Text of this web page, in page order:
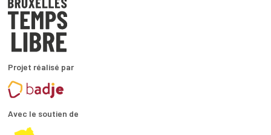
Projet réalisé par
Avec le soutien de